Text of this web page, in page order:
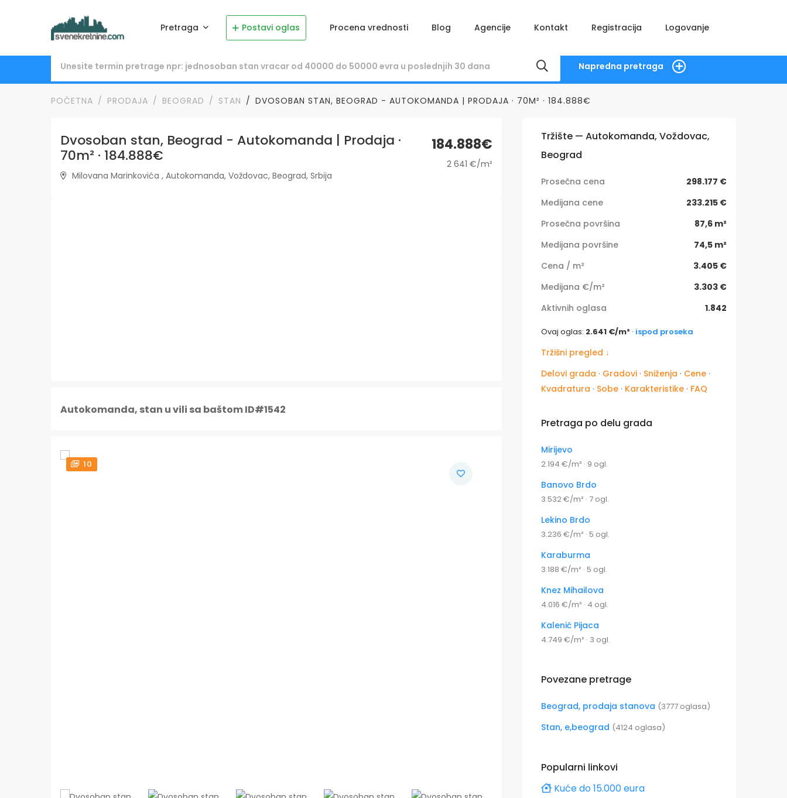
Pretraga Postavi oglas Procena vrednosti Blog Agencije Kontakt Registracija Logovanje
Napredna pretraga
POČETNA PRODAJA BEOGRAD STAN DVOSOBAN STAN, BEOGRAD - AUTOKOMANDA | PRODAJA · 70M² · 184.888€
Dvosoban stan, Beograd - Autokomanda | Prodaja ·
70m² · 184.888€
Milovana Marinkovića , Autokomanda, Voždovac, Beograd, Srbija
184.888€
2 641 €/m²
Autokomanda, stan u vili sa baštom ID#1542
10
Tržište — Autokomanda, Voždovac,
Beograd
Prosečna cena
298.177 €
Medijana cene
233.215 €
Prosečna površina
87,6 m²
Medijana površine
74,5 m²
Cena / m²
3.405 €
Medijana €/m²
3.303 €
Aktivnih oglasa
1.842
Ovaj oglas: 2.641 €/m² · ispod proseka
Tržišni pregled ↓
Delovi grada · Gradovi · Sniženja · Cene ·
Kvadratura · Sobe · Karakteristike · FAQ
Pretraga po delu grada
Mirijevo
2.194 €/m² · 9 ogl.
Banovo Brdo
3.532 €/m² · 7 ogl.
Lekino Brdo
3.236 €/m² · 5 ogl.
Karaburma
3.188 €/m² · 5 ogl.
Knez Mihailova
4.016 €/m² · 4 ogl.
Kalenić Pijaca
4.749 €/m² · 3 ogl.
Povezane pretrage
Beograd, prodaja stanova (3777 oglasa)
Stan, e,beograd (4124 oglasa)
Popularni linkovi
Kuće do 15.000 eura